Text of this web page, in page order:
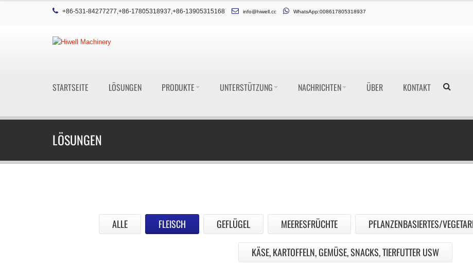
+86-531-84277277,+86-17805318937,+86-13905315168 info@hiwell.cc WhatsApp:008617805318937
STARTSEITE LÖSUNGEN PRODUKTE UNTERSTÜTZUNG NACHRICHTEN ÜBER KONTAKT
LÖSUNGEN
ALLE FLEISCH GEFLÜGEL MEERESFRÜCHTE PFLANZENBASIERTES/
KÄSE, KARTOFFELN, GEMÜSE, SNACKS, TIERFUTTER USW